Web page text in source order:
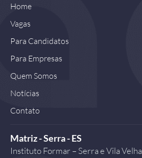
Matriz - Serra - ES
Instituto Formar – Serra e Vila Velha
Home
Vagas
Para Candidatos
Para Empresas
Quem Somos
Notícias
Contato